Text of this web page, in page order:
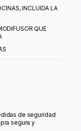
INCLUIDA LA
QUE
de seguridad
segura y